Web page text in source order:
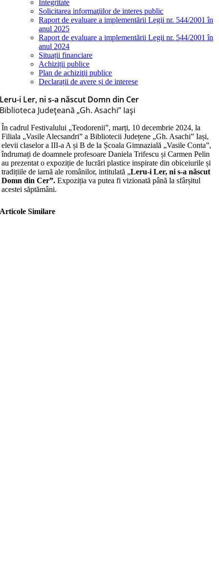
Integritate
Solicitarea informaţiilor de interes public
Raport de evaluare a implementării Legii nr. 544/2001 în
anul 2025
Raport de evaluare a implementării Legii nr. 544/2001 în
anul 2024
Situații financiare
Achiziții publice
Plan de achiziţii publice
Declarații de avere și de interese
Leru-i Ler, ni s-a născut Domn din Cer
Biblioteca Judeţeană „Gh. Asachi” Iaşi
În cadrul Festivalului „Teodorenii”, marți, 10 decembrie 2024, la
Filiala „Vasile Alecsandri” a Bibliotecii Județene „Gh. Asachi” Iași,
elevii claselor a III-a A și B de la Școala Gimnazială „Vasile Conta”,
îndrumați de doamnele profesoare Daniela Trifescu și Carmen Pelin
au prezentat o expoziție de lucrări plastice inspirate din obiceiurile și
tradițiile de iarnă ale românilor, intitulată „Leru-i Ler, ni s-a născut
Domn din Cer”. Expoziția va putea fi vizionată până la sfârșitul
acestei săptămâni.
Articole Similare